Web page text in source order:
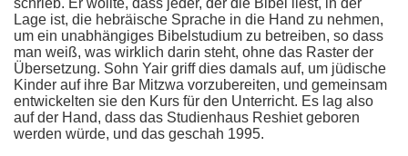
schrieb. Er wollte, dass jeder, der die Bibel liest, in der
Lage ist, die hebräische Sprache in die Hand zu nehmen,
um ein unabhängiges Bibelstudium zu betreiben, so dass
man weiß, was wirklich darin steht, ohne das Raster der
Übersetzung. Sohn Yair griff dies damals auf, um jüdische
Kinder auf ihre Bar Mitzwa vorzubereiten, und gemeinsam
entwickelten sie den Kurs für den Unterricht. Es lag also
auf der Hand, dass das Studienhaus Reshiet geboren
werden würde, und das geschah 1995.